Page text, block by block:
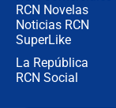
RCN Novelas
Noticias RCN
SuperLike
La República
RCN Social